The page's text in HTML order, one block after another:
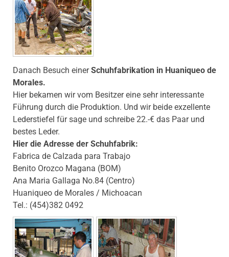
Danach Besuch einerSchuhfabrikation in Huaniqueo de
Morales.
Hier bekamen wir vom Besitzer eine sehr interessante
Führung durch die Produktion. Und wir beide exzellente
Lederstiefel für sage und schreibe 22.-€ das Paar und
bestes Leder.
Hier die Adresse der Schuhfabrik:
Fabrica de Calzada para Trabajo
Benito Orozco Magana (BOM)
Ana Maria Gallaga No.84 (Centro)
Huaniqueo de Morales / Michoacan
Tel.: (454)382 0492